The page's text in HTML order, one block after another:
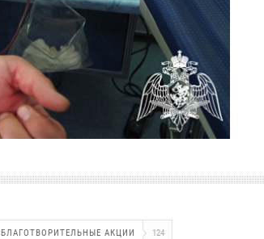
БЛАГОТВОРИТЕЛЬНЫЕ АКЦИИ 124